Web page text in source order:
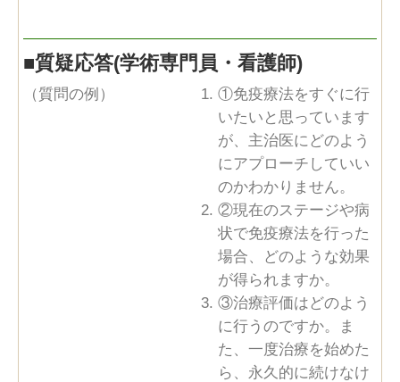
■質疑応答(学術専門員・看護師)
（質問の例）
①免疫療法をすぐに行
いたいと思っています
が、主治医にどのよう
にアプローチしていい
のかわかりません。
②現在のステージや病
状で免疫療法を行った
場合、どのような効果
が得られますか。
③治療評価はどのよう
に行うのですか。ま
た、一度治療を始めた
ら、永久的に続けなけ